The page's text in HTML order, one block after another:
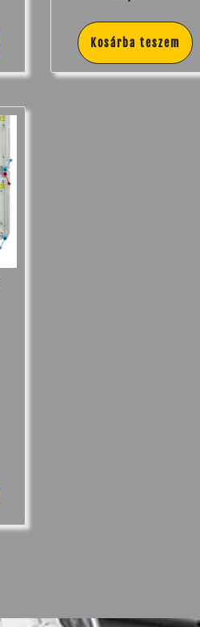
Kosárba teszem